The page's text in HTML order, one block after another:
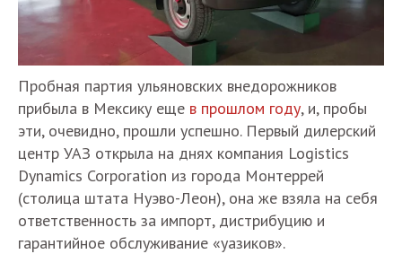
Пробная партия ульяновских внедорожников
прибыла в Мексику еще в прошлом году, и, пробы
эти, очевидно, прошли успешно. Первый дилерский
центр УАЗ открыла на днях компания Logistics
Dynamics Corporation из города Монтеррей
(столица штата Нуэво-Леон), она же взяла на себя
ответственность за импорт, дистрибуцию и
гарантийное обслуживание «уазиков».